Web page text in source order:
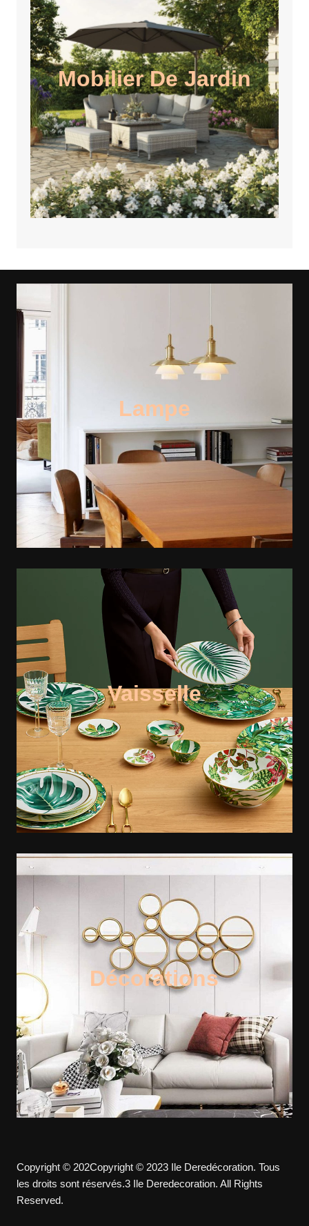
Mobilier De Jardin
Lampe
Vaisselle
Décorations
Copyright © 202Copyright © 2023 Ile Deredécoration. Tous
les droits sont réservés.3 Ile Deredecoration. All Rights
Reserved.